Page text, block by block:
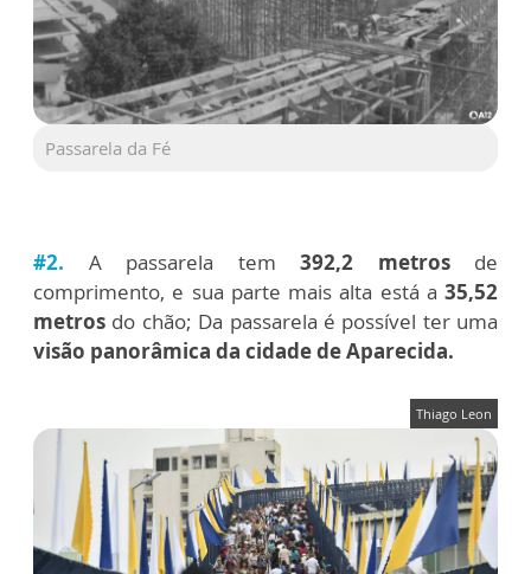
Passarela da Fé
#2. A passarela tem 392,2 metrosde
comprimento, e sua parte mais alta está a 35,52
metros do chão; Da passarela é possível ter uma
visão panorâmica da cidade de Aparecida.
Thiago Leon